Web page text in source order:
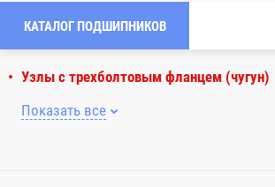
КАТАЛОГ ПОДШИПНИКОВ
Узлы с трехболтовым фланцем (чугун)
Показать все